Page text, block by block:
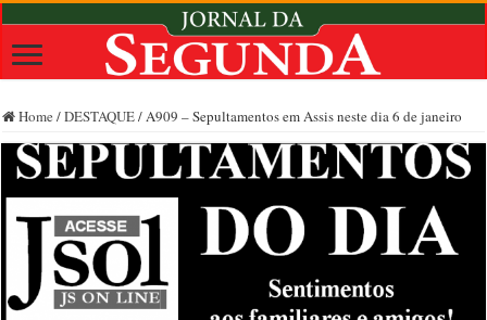
Home /DESTAQUE/A909 – Sepultamentos em Assis neste dia 6 de janeiro